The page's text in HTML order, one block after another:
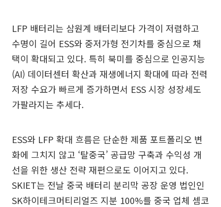
LFP 배터리는 삼원계 배터리보다 가격이 저렴하고
수명이 길어 ESS와 중저가형 전기차를 중심으로 채
택이 확대되고 있다. 특히 북미를 중심으로 인공지능
(AI) 데이터센터 확산과 재생에너지 확대에 따라 전력
저장 수요가 빠르게 증가하면서 ESS 시장 성장세도
가팔라지는 추세다.
ESS와 LFP 확대 흐름은 단순한 제품 포트폴리오 변
화에 그치지 않고 ‘탈중국’ 공급망 구축과 수익성 개
선을 위한 생산 전략 재편으로도 이어지고 있다.
SKIET는 전날 중국 배터리 분리막 공장 운영 법인인
SK하이테크머티리얼즈 지분 100%를 중국 업체 셈코